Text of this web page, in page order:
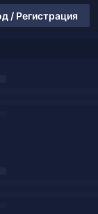
/ Регистрация